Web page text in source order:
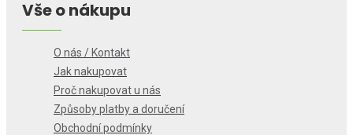
Vše o nákupu
O nás / Kontakt
Jak nakupovat
Proč nakupovat u nás
Způsoby platby a doručení
Obchodní podmínky